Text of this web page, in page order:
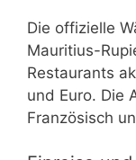
Die offizielle
Mauritius-
Restaurants
und Euro. Die
Französisch